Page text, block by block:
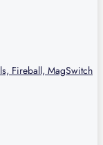
Fireball, MagSwitch